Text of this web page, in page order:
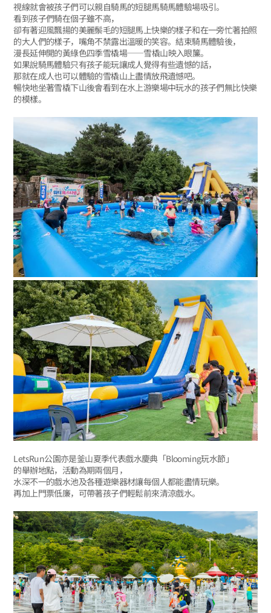
視線就會被孩子們可以親自騎馬的短腿馬騎馬體驗場吸引。
看到孩子們騎在個子雖不高，
卻有著迎風飄揚的美麗鬃毛的短腿馬上快樂的樣子和在一旁忙著拍照
的大人們的樣子，嘴角不禁露出溫暖的笑容。結束騎馬體驗後，
漫長延伸開的黃綠色四季雪橇場――雪橇山映入眼簾。
如果說騎馬體驗只有孩子能玩讓成人覺得有些遺憾的話，
那就在成人也可以體驗的雪橇山上盡情放飛遺憾吧。
暢快地坐著雪橇下山後會看到在水上游樂場中玩水的孩子們無比快樂
的模樣。
LetsRun公園亦是釜山夏季代表戲水慶典「Blooming玩水節」
的舉辦地點，活動為期兩個月，
水深不一的戲水池及各種遊樂器材讓每個人都能盡情玩樂。
再加上門票低廉，可帶著孩子們輕鬆前來清涼戲水。